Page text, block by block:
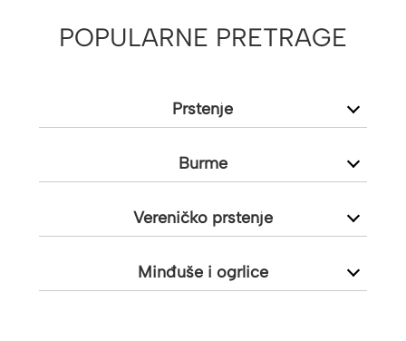
POPULARNE PRETRAGE
Prstenje
Burme
Vereničko prstenje
Minđuše i ogrlice